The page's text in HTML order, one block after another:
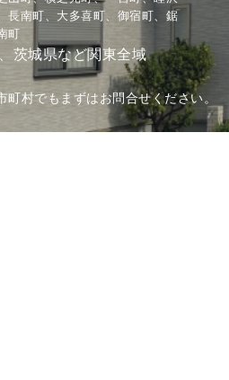
長南町、大多喜町、御宿町、鋸
町
茨城県など関東全域
村でもまずはお問合せください。